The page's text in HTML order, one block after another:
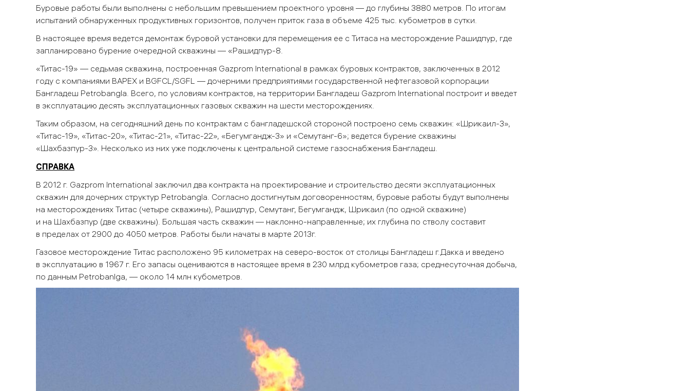
Буровые работы были выполнены с небольшим превышением проектного уровня — до глубины 3880 метров. По итогам
испытаний обнаруженных продуктивных горизонтов, получен приток газа в объеме 425 тыс. кубометров в сутки.
В настоящее время ведется демонтаж буровой установки для перемещения ее с Титаса на месторождение Рашидпур, где
запланировано бурение очередной скважины — «Рашидпур-8.
«Титас-19» — седьмая скважина, построенная Gazprom International в рамках буровых контрактов, заключенных в 2012
году с компаниями BAPEX и BGFCL/SGFL — дочерними предприятиями государственной нефтегазовой корпорации
Бангладеш Petrobangla. Всего, по условиям контрактов, на территории Бангладеш Gazprom International построит и введет
в эксплуатацию десять эксплуатационных газовых скважин на шести месторождениях.
Таким образом, на сегодняшний день по контрактам с бангладешской стороной построено семь скважин: «Шрикаил-3»,
«Титас-19», «Титас-20», «Титас-21», «Титас-22», «Бегумгандж-3» и «Семутанг-6»; ведется бурение скважины
«Шахбазпур-3». Несколько из них уже подключены к центральной системе газоснабжения Бангладеш.
СПРАВКА
В 2012 г. Gazprom International заключил два контракта на проектирование и строительство десяти эксплуатационных
скважин для дочерних структур Petrobangla. Согласно достигнутым договоренностям, буровые работы будут выполнены
на месторождениях Титас (четыре скважины), Рашидпур, Семутанг, Бегумгандж, Шрикаил (по одной скважине)
и на Шахбазпур (две скважины). Большая часть скважин — наклонно-направленные; их глубина по стволу составит
в пределах от 2900 до 4050 метров. Работы были начаты в марте 2013г.
Газовое месторождение Титас расположено 95 километрах на северо-восток от столицы Бангладеш г.Дакка и введено
в эксплуатацию в 1967 г. Его запасы оцениваются в настоящее время в 230 млрд кубометров газа; среднесуточная добыча,
по данным Petrobanlga, — около 14 млн кубометров.